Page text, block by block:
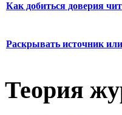
Как добиться доверия
Раскрывать источник
Теория